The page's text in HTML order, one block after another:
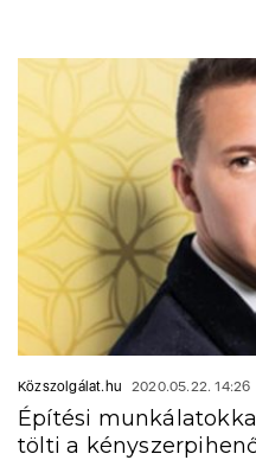
Közszolgálat.hu 2020.05.22. 14:26
Építési
tölti a